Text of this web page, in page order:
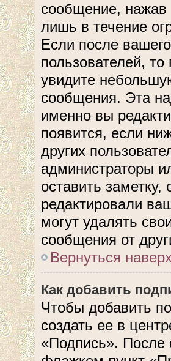
сообщение, нажав
лишь в течение
Если после
пользователей,
увидите
сообщения. Эта
именно вы
появится, если
других
администраторы
оставить заметку,
редактировали
могут удалять
сообщения от
Вернуться
Как добавить
Чтобы добавить
создать ее в
«Подпись». После